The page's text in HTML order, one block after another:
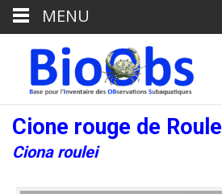
Cione rouge de Roule
Ciona roulei
MENU